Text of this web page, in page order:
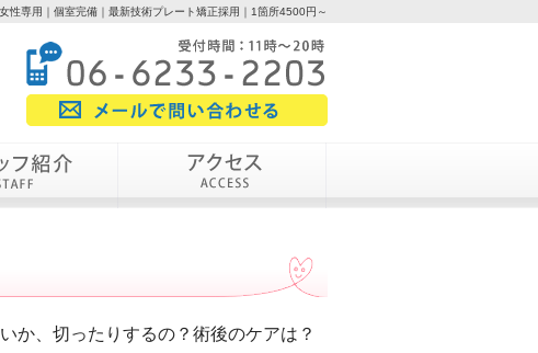
性専用｜個室完備｜最新技術プレート矯正採用｜1箇所4500円～
か、切ったりするの？術後のケアは？